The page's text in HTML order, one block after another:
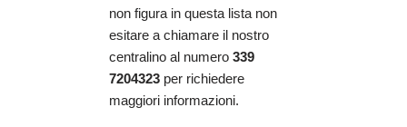
non figura in questa lista non
esitare a chiamare il nostro
centralino al numero 339
7204323 per richiedere
maggiori informazioni.